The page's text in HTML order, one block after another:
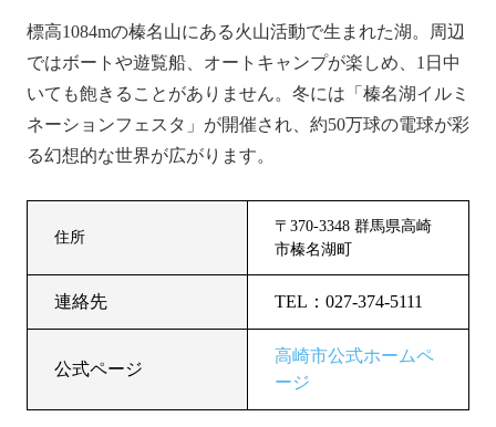
標高1084mの榛名山にある火山活動で生まれた湖。周辺
ではボートや遊覧船、オートキャンプが楽しめ、1日中
いても飽きることがありません。冬には「榛名湖イルミ
ネーションフェスタ」が開催され、約50万球の電球が彩
る幻想的な世界が広がります。
住所
〒370-3348 群馬県高崎
市榛名湖町
連絡先 TEL：027-374-5111
公式ページ
高崎市公式ホームペ
ージ